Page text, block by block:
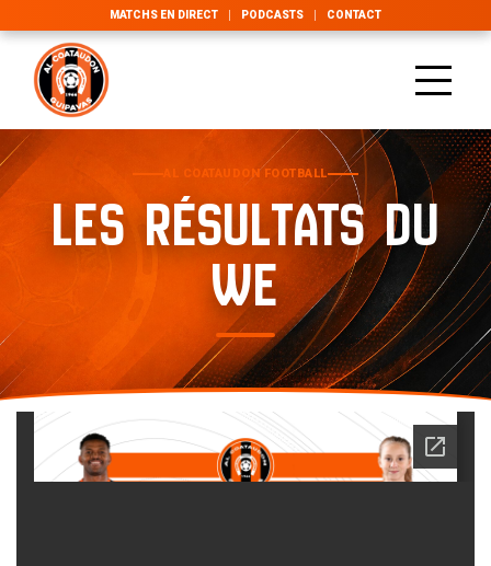
MATCHS EN DIRECT PODCASTS CONTACT
AL COATAUDON FOOTBALL
LES RÉSULTATS DU
WE